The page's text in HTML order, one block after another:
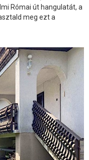
Római út hangulatát, a
meg ezt a